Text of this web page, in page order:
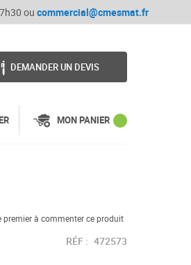
ou commercial@cmesmat.fr
DEMANDER UN DEVIS
MON PANIER
premier à commenter ce produit
RÉF : 472573